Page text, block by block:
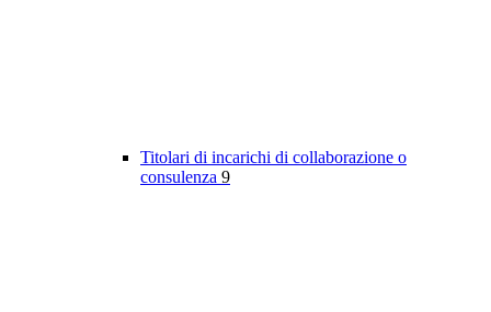
Titolari di incarichi di collaborazione o
consulenza 9